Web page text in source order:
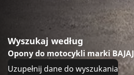
Wyszukaj według
Opony do motocykli marki BAJAJ
Uzupełnij dane do wyszukania